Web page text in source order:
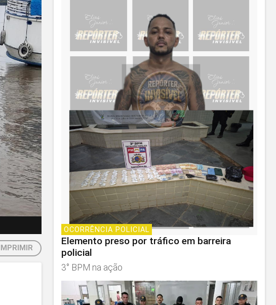
IMPRIMIR
OCORRÊNCIA POLICIAL
Elemento preso por tráfico em barreira
policial
3° BPM na ação